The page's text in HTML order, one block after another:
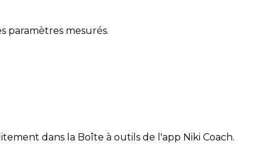
paramètres mesurés.
dans la Boîte à outils de l'app Niki Coach.